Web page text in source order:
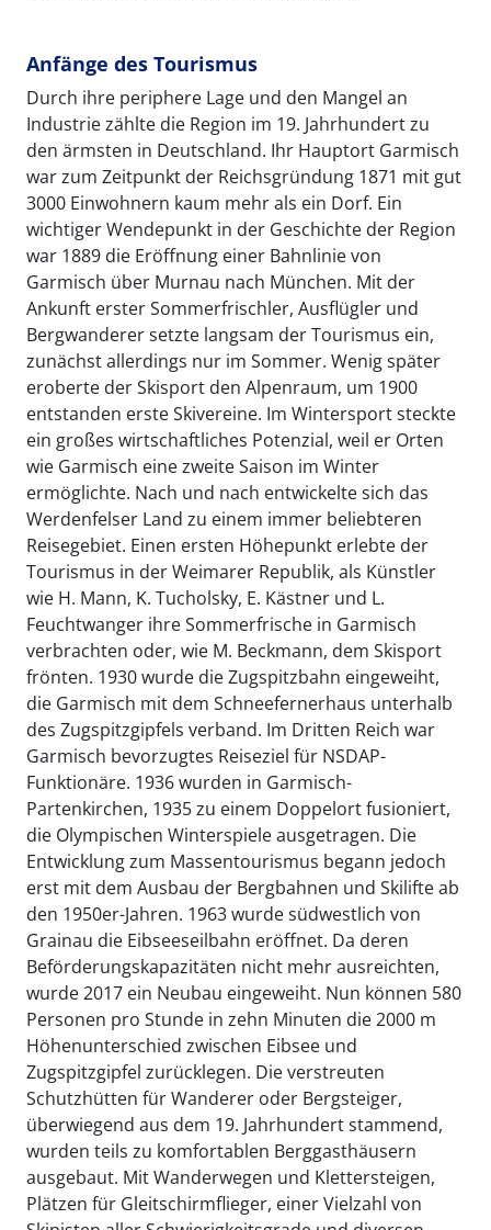
Anfänge des Tourismus
Durch ihre periphere Lage und den Mangel an
Industrie zählte die Region im 19. Jahrhundert zu
den ärmsten in Deutschland. Ihr Hauptort Garmisch
war zum Zeitpunkt der Reichsgründung 1871 mit gut
3000 Einwohnern kaum mehr als ein Dorf. Ein
wichtiger Wendepunkt in der Geschichte der Region
war 1889 die Eröffnung einer Bahnlinie von
Garmisch über Murnau nach München. Mit der
Ankunft erster Sommerfrischler, Ausflügler und
Bergwanderer setzte langsam der Tourismus ein,
zunächst allerdings nur im Sommer. Wenig später
eroberte der Skisport den Alpenraum, um 1900
entstanden erste Skivereine. Im Wintersport steckte
ein großes wirtschaftliches Potenzial, weil er Orten
wie Garmisch eine zweite Saison im Winter
ermöglichte. Nach und nach entwickelte sich das
Werdenfelser Land zu einem immer beliebteren
Reisegebiet. Einen ersten Höhepunkt erlebte der
Tourismus in der Weimarer Republik, als Künstler
wie H. Mann, K. Tucholsky, E. Kästner und L.
Feuchtwanger ihre Sommerfrische in Garmisch
verbrachten oder, wie M. Beckmann, dem Skisport
frönten. 1930 wurde die Zugspitzbahn eingeweiht,
die Garmisch mit dem Schneefernerhaus unterhalb
des Zugspitzgipfels verband. Im Dritten Reich war
Garmisch bevorzugtes Reiseziel für NSDAP-
Funktionäre. 1936 wurden in Garmisch-
Partenkirchen, 1935 zu einem Doppelort fusioniert,
die Olympischen Winterspiele ausgetragen. Die
Entwicklung zum Massentourismus begann jedoch
erst mit dem Ausbau der Bergbahnen und Skilifte ab
den 1950er-Jahren. 1963 wurde südwestlich von
Grainau die Eibseeseilbahn eröffnet. Da deren
Beförderungskapazitäten nicht mehr ausreichten,
wurde 2017 ein Neubau eingeweiht. Nun können 580
Personen pro Stunde in zehn Minuten die 2000 m
Höhenunterschied zwischen Eibsee und
Zugspitzgipfel zurücklegen. Die verstreuten
Schutzhütten für Wanderer oder Bergsteiger,
überwiegend aus dem 19. Jahrhundert stammend,
wurden teils zu komfortablen Berggasthäusern
ausgebaut. Mit Wanderwegen und Klettersteigen,
Plätzen für Gleitschirmflieger, einer Vielzahl von